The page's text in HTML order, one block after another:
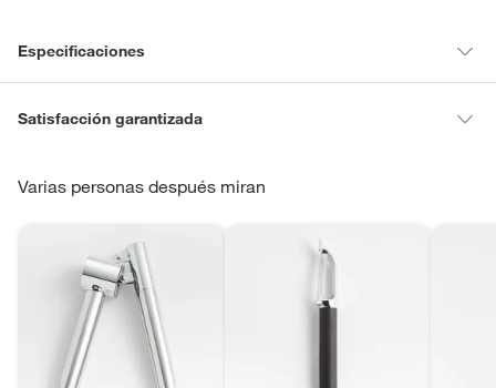
Especificaciones
Hecho en
Modelo 587636
Satisfacción garantizada
para hacer una devolución.
cambiar. Conoce cuáles son:
Productos vendidos por
Falabella, Tottus y otros vendedores tienen:
48 horas: cemento, mezclas de hormigón, morteros, yeso y
otros productos para asfalto, hormigón, albañilería.
7 días: colchones y productos de combustión.
Varias personas después miran